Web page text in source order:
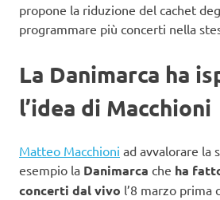
propone la riduzione del cachet
programmare più concerti nella
La Danimarca ha
l’idea di Macchioni
Matteo Macchioni ad avvalorare la
esempio la Danimarca che ha
concerti dal vivo l’8 marzo prima